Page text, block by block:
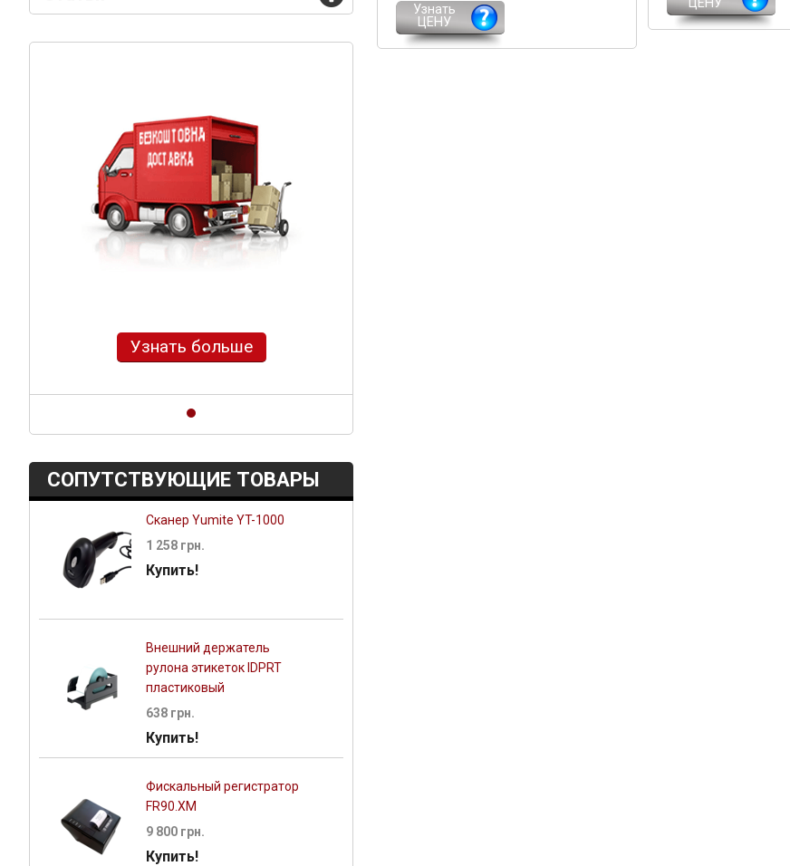
Узнать больше
СОПУТСТВУЮЩИЕ ТОВАРЫ
Сканер Yumite YT-1000
1 258 грн.
Купить!
Внешний держатель
рулона этикеток IDPRT
пластиковый
638 грн.
Купить!
Фискальный регистратор
FR90.XM
9 800 грн.
Купить!
Узнать
ЦЕНУ